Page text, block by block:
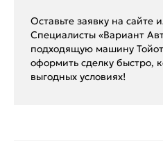
Оставьте заявку на сайте
Специалисты «Вариант
подходящую машину
оформить сделку быстро,
выгодных условиях!